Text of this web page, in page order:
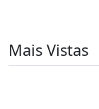
Mais Vistas